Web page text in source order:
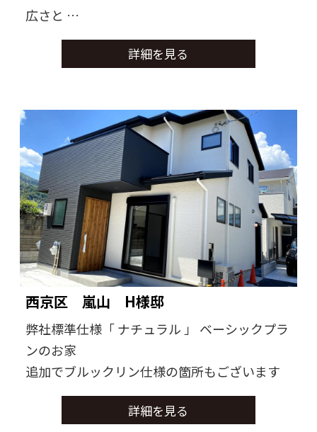
広さと
使いやすさを重視したお家に仕上がりまし
詳細を見る
西京区 嵐山 H様邸
弊社標準仕様「 ナチュラル 」 ベーシックプラ
ンのお家
追加でブルックリン仕様の箇所もございます
詳細を見る